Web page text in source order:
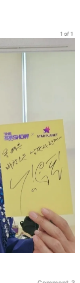
1 of 1